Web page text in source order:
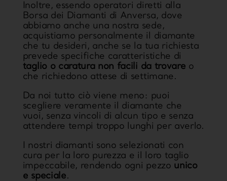
Inoltre, essendo operatori diretti alla
Borsa dei Diamanti di Anversa, dove
abbiamo anche una nostra sede,
acquistiamo personalmente il diamante
che tu desideri, anche se la tua richiesta
prevede specifiche caratteristiche di
taglio o caratura non facili da trovare o
che richiedono attese di settimane.
Da noi tutto ciò viene meno: puoi
scegliere veramente il diamante che
vuoi, senza vincoli di alcun tipo e senza
attendere tempi troppo lunghi per averlo.
I nostri diamanti sono selezionati con
cura per la loro purezza e il loro taglio
impeccabile, rendendo ogni pezzo unico
e speciale.